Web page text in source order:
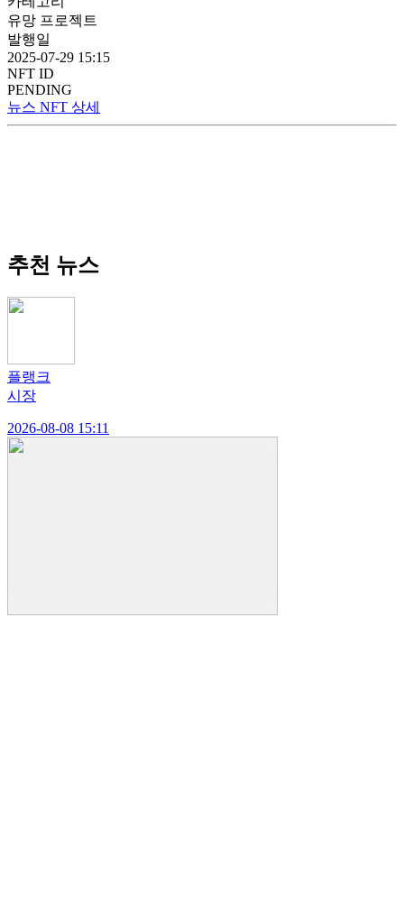
유망 프로젝트
발행일
2025-07-29 15:15
NFT ID
PENDING
뉴스 NFT 상세
추천 뉴스
플랭크
시장
2026-08-08 15:11